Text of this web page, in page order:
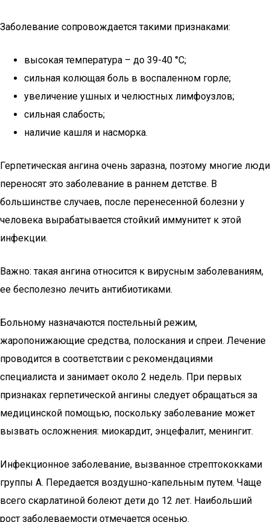
Заболевание сопровождается такими признаками:
высокая температура – до 39-40 °С;
сильная колющая боль в воспаленном горле;
увеличение ушных и челюстных лимфоузлов;
сильная слабость;
наличие кашля и насморка.
Герпетическая ангина очень заразна, поэтому многие люди
переносят это заболевание в раннем детстве. В
большинстве случаев, после перенесенной болезни у
человека вырабатывается стойкий иммунитет к этой
инфекции.
Важно: такая ангина относится к вирусным заболеваниям,
ее бесполезно лечить антибиотиками.
Больному назначаются постельный режим,
жаропонижающие средства, полоскания и спреи. Лечение
проводится в соответствии с рекомендациями
специалиста и занимает около 2 недель. При первых
признаках герпетической ангины следует обращаться за
медицинской помощью, поскольку заболевание может
вызвать осложнения: миокардит, энцефалит, менингит.
Инфекционное заболевание, вызванное стрептококками
группы А. Передается воздушно-капельным путем. Чаще
всего скарлатиной болеют дети до 12 лет. Наибольший
рост заболеваемости отмечается осенью.